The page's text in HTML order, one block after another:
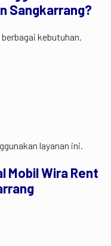
Sangkarrang?
kebutuhan.
layanan ini.
Mobil Wira Rent